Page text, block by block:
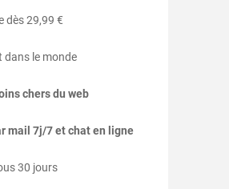
dès 29,99 €
le monde
chers du web
mail 7j/7 et chat en ligne
30 jours